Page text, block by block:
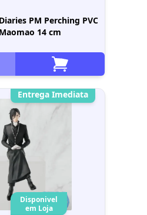
PM Perching PVC
14 cm
Entrega Imediata
Disponivel
em Loja